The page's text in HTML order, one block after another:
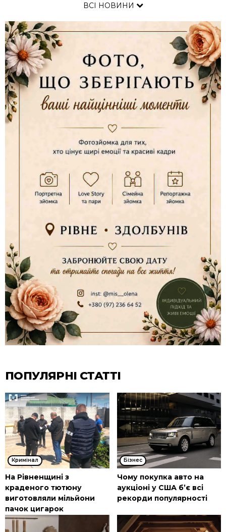
ВСІ НОВИНИ
ПОПУЛЯРНІ СТАТТІ
Кримінал
На Рівненщині з
краденого тютюну
виготовляли мільйони
пачок цигарок
Бізнес
Чому покупка авто на
аукціоні у США б’є всі
рекорди популярності